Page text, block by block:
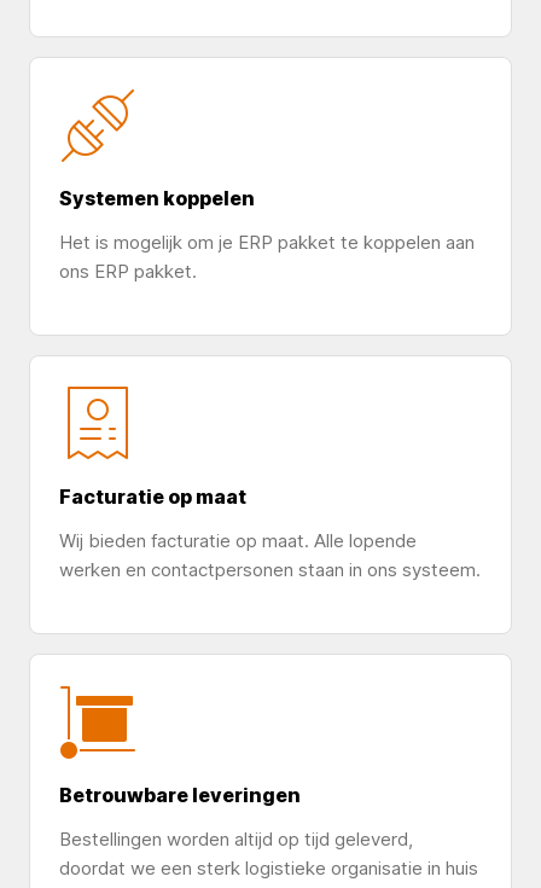
Systemen koppelen
Het is mogelijk om je ERP pakket te koppelen aan
ons ERP pakket.
Facturatie op maat
Wij bieden facturatie op maat. Alle lopende
werken en contactpersonen staan in ons systeem.
Betrouwbare leveringen
Bestellingen worden altijd op tijd geleverd,
doordat we een sterk logistieke organisatie in huis